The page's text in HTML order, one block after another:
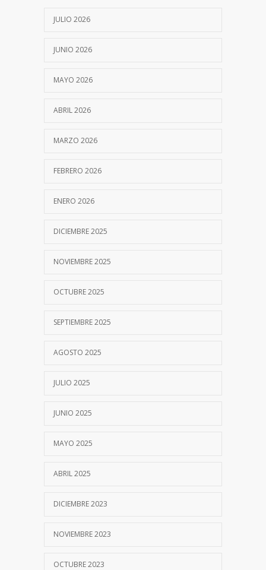
JULIO 2026
JUNIO 2026
MAYO 2026
ABRIL 2026
MARZO 2026
FEBRERO 2026
ENERO 2026
DICIEMBRE 2025
NOVIEMBRE 2025
OCTUBRE 2025
SEPTIEMBRE 2025
AGOSTO 2025
JULIO 2025
JUNIO 2025
MAYO 2025
ABRIL 2025
DICIEMBRE 2023
NOVIEMBRE 2023
OCTUBRE 2023